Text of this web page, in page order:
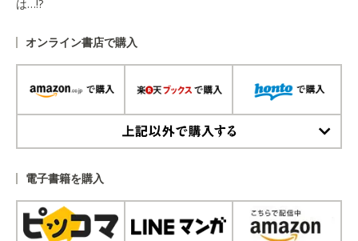
は…!?
オンライン書店で購入
電子書籍を購入